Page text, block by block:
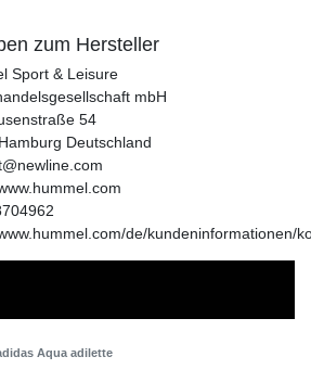
zum Hersteller
Sport & Leisure
mbH
54
Hamburg Deutschland
de/kundeninformationen/
Aqua adilette